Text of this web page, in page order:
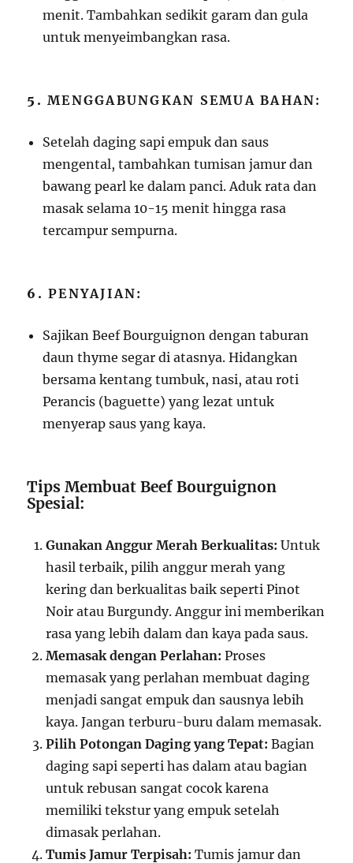
menit. Tambahkan sedikit garam dan gula
untuk menyeimbangkan rasa.
5.MENGGABUNGKAN SEMUA BAHAN:
Setelah daging sapi empuk dan saus
mengental, tambahkan tumisan jamur dan
bawang pearl ke dalam panci. Aduk rata dan
masak selama 10-15 menit hingga rasa
tercampur sempurna.
6.PENYAJIAN:
Sajikan Beef Bourguignon dengan taburan
daun thyme segar di atasnya. Hidangkan
bersama kentang tumbuk, nasi, atau roti
Perancis (baguette) yang lezat untuk
menyerap saus yang kaya.
Tips Membuat Beef Bourguignon
Spesial:
Gunakan Anggur Merah Berkualitas: Untuk
hasil terbaik, pilih anggur merah yang
kering dan berkualitas baik seperti Pinot
Noir atau Burgundy. Anggur ini memberikan
rasa yang lebih dalam dan kaya pada saus.
Memasak dengan Perlahan: Proses
memasak yang perlahan membuat daging
menjadi sangat empuk dan sausnya lebih
kaya. Jangan terburu-buru dalam memasak.
Pilih Potongan Daging yang Tepat: Bagian
daging sapi seperti has dalam atau bagian
untuk rebusan sangat cocok karena
memiliki tekstur yang empuk setelah
dimasak perlahan.
Tumis Jamur Terpisah: Tumis jamur dan